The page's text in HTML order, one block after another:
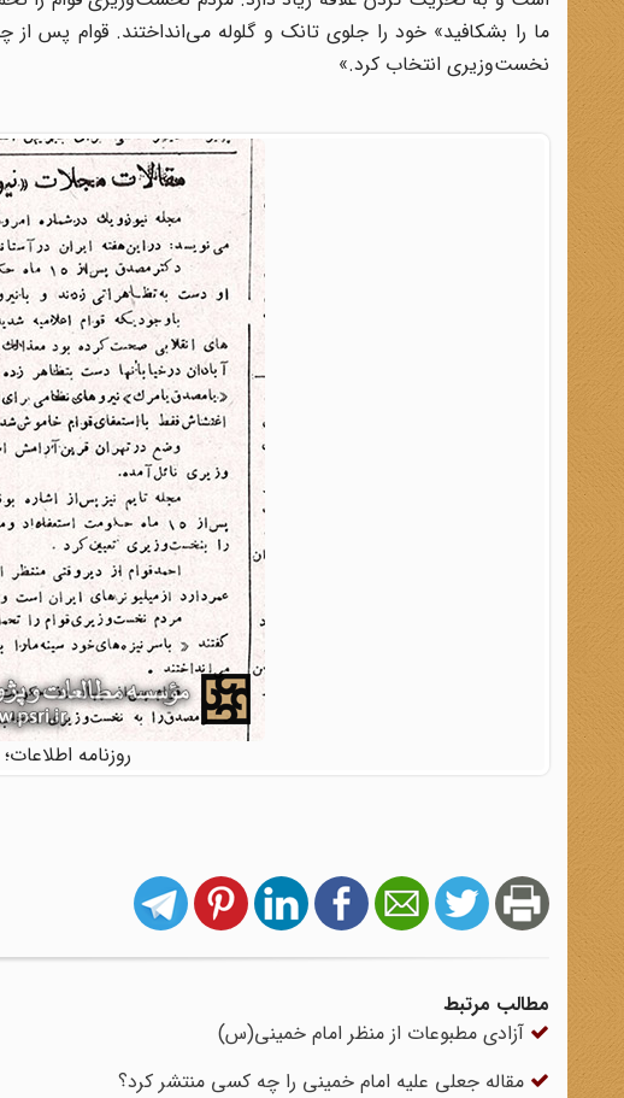
ما را بشکافید» خود را جلوی تانک و گلوله می‌انداختند. قوام پس
نخست‌وزیری انتخاب کرد.»
روزنامه اطلاعات؛ ۵ مردادماه ۱۳۳۱
مطالب مرتبط
آزادى مطبوعات از منظر امام خمینى‏(س)
مقاله جعلی علیه امام خمینی را چه کسی منتشر کرد؟